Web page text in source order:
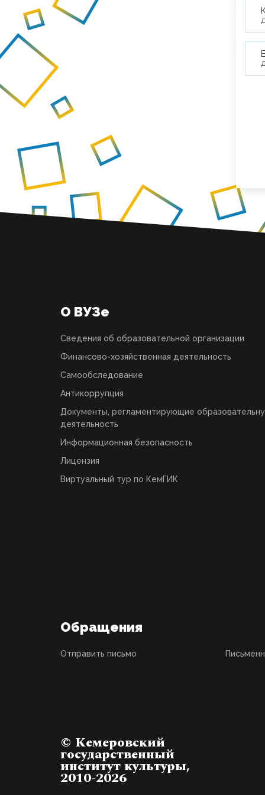
О ВУЗе
Сведения об образовательной организации
Финансово-хозяйственная деятельность
Самообследование
Антикоррупция
Документы, регламентирующие
деятельность
Информационная безопасность
Лицензия
Виртуальный тур по КемГИК
Обращения
Отправить письмо
© Кемеровский
государственный
институт культуры,
2010-2026